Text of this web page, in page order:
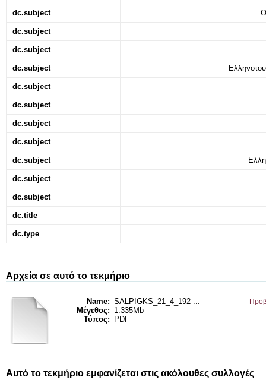
dc.subject
dc.subject
dc.subject
dc.subject
dc.subject
dc.subject
dc.subject
dc.subject
dc.subject
dc.subject
dc.subject
dc.title
dc.type
Αρχεία σε αυτό το τεκμήριο
Name: SALPIGKS_21_4_192 ...
Μέγεθος: 1.335Mb
Τύπος:
PDF
Αυτό το τεκμήριο εμφανίζεται στις ακόλουθες συλλογές